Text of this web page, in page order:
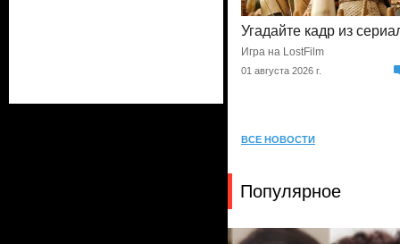
Угадайте кадр из
Игра на LostFilm
01 августа 2026 г.
ВСЕ НОВОСТИ
Популярное